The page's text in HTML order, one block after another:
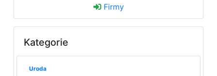
Firmy
Kategorie
Uroda